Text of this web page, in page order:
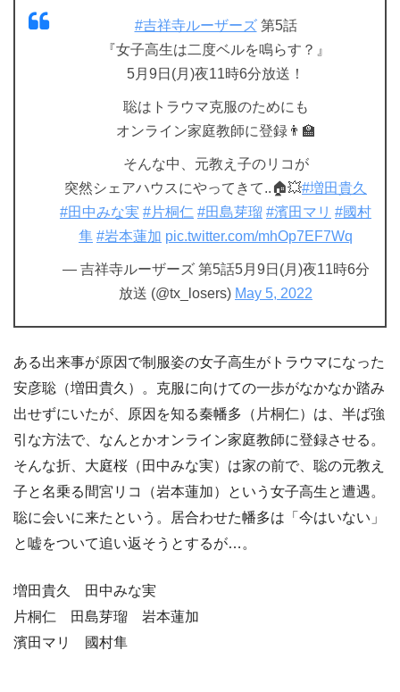
#吉祥寺ルーザーズ第5話
『女子高生は二度ベルを鳴らす？』
5月9日(月)夜11時6分放送！
聡はトラウマ克服のためにも
オンライン家庭教師に登録👨‍🏫
そんな中、元教え子のリコが
突然シェアハウスにやってきて..🏠💥#増田貴久
#田中みな実 #片桐仁 #田島芽瑠 #濱田マリ #國村
隼 #岩本蓮加 pic.twitter.com/mhOp7EF7Wq
— 吉祥寺ルーザーズ 第5話5月9日(月)夜11時6分
放送 (@tx_losers) May 5, 2022
ある出来事が原因で制服姿の女子高生がトラウマになった
安彦聡（増田貴久）。克服に向けての一歩がなかなか踏み
出せずにいたが、原因を知る秦幡多（片桐仁）は、半ば強
引な方法で、なんとかオンライン家庭教師に登録させる。
そんな折、大庭桜（田中みな実）は家の前で、聡の元教え
子と名乗る間宮リコ（岩本蓮加）という女子高生と遭遇。
聡に会いに来たという。居合わせた幡多は「今はいない」
と嘘をついて追い返そうとするが…。
増田貴久 田中みな実
片桐仁 田島芽瑠 岩本蓮加
濱田マリ 國村隼